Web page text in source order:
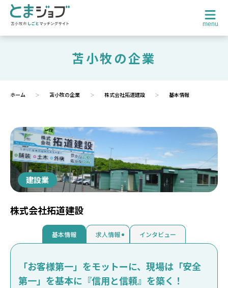
menu
苫小牧の企業
ホーム 苫小牧の企業 株式会社拓道建設 基本情報
建設業
株式会社拓道建設
基本情報 求人情報 インタビュー
「お客様第一」をモットーに、現場は「安全
第一」を基本に『信用と信頼』を築く！